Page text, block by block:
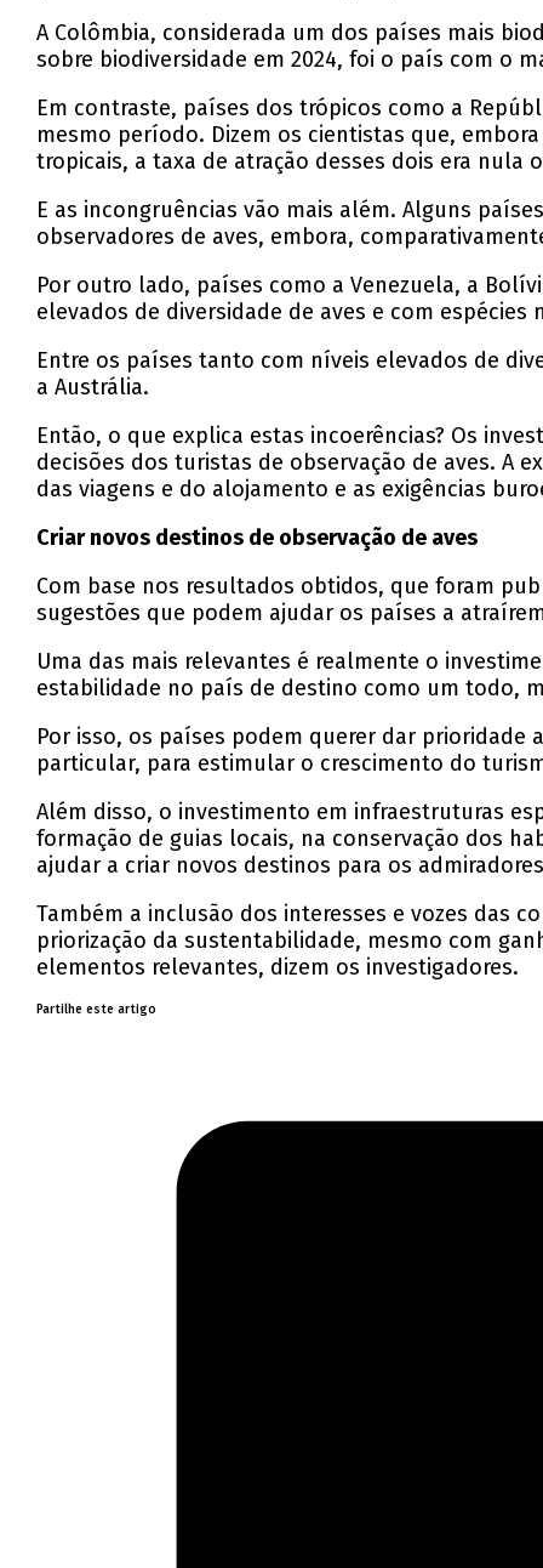
A Colômbia, considerada um dos países mais
sobre biodiversidade em 2024, foi o país com o
Em contraste, países dos trópicos como a
mesmo período. Dizem os cientistas que,
tropicais, a taxa de atração desses dois era nula
E as incongruências vão mais além. Alguns
observadores de aves, embora,
Por outro lado, países como a Venezuela, a
elevados de diversidade de aves e com
Entre os países tanto com níveis elevados de
a Austrália.
Então, o que explica estas incoerências? Os
decisões dos turistas de observação de aves. A
das viagens e do alojamento e as exigências
Criar novos destinos de observação de aves
Com base nos resultados obtidos, que foram
sugestões que podem ajudar os países a
Uma das mais relevantes é realmente o
estabilidade no país de destino como um todo,
Por isso, os países podem querer dar
particular, para estimular o crescimento do
Além disso, o investimento em infraestruturas
formação de guias locais, na conservação dos
ajudar a criar novos destinos para os
Também a inclusão dos interesses e vozes das
priorização da sustentabilidade, mesmo com
elementos relevantes, dizem os investigadores.
Partilhe este artigo